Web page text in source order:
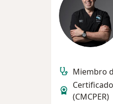
Miembro
(CMCPER)